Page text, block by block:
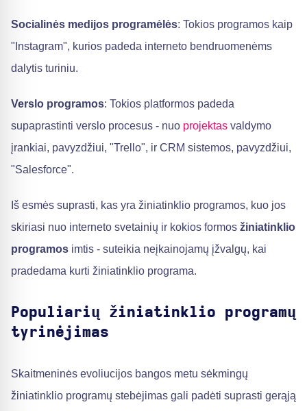
Socialinės medijos programėlės: Tokios programos kaip
"Instagram", kurios padeda interneto bendruomenėms
dalytis turiniu.
Verslo programos: Tokios platformos padeda
supaprastinti verslo procesus - nuo projektas valdymo
įrankiai, pavyzdžiui, "Trello", ir CRM sistemos, pavyzdžiui,
"Salesforce".
Iš esmės suprasti, kas yra žiniatinklio programos, kuo jos
skiriasi nuo interneto svetainių ir kokios formos žiniatinklio
programos imtis - suteikia neįkainojamų įžvalgų, kai
pradedama kurti žiniatinklio programa.
Populiarių žiniatinklio programų
tyrinėjimas
Skaitmeninės evoliucijos bangos metu sėkmingų
žiniatinklio programų stebėjimas gali padėti suprasti gerąją